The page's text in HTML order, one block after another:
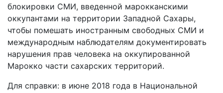
блокировки СМИ, введенной марокканскими
оккупантами на территории Западной Сахары,
чтобы помешать иностранным свободных СМИ и
международным наблюдателям документировать
нарушения прав человека на оккупированной
Марокко части сахарских территорий.
Для справки: в июне 2018 года в Национальной